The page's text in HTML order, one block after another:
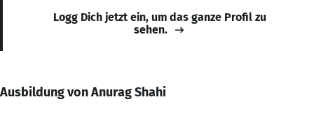
Logg Dich jetzt ein, um das ganze Profil zu
sehen.
Ausbildung von Anurag Shahi